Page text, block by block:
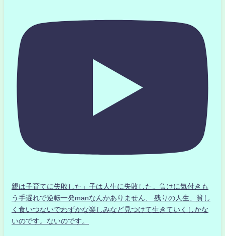
親は子育てに失敗した」子は人生に失敗した。負けに気付きも
う手遅れで逆転一発manなんかありません、 残りの人生、貧し
く食いつないでわずかな楽しみなど見つけて生きていくしかな
いのです。ないのです。